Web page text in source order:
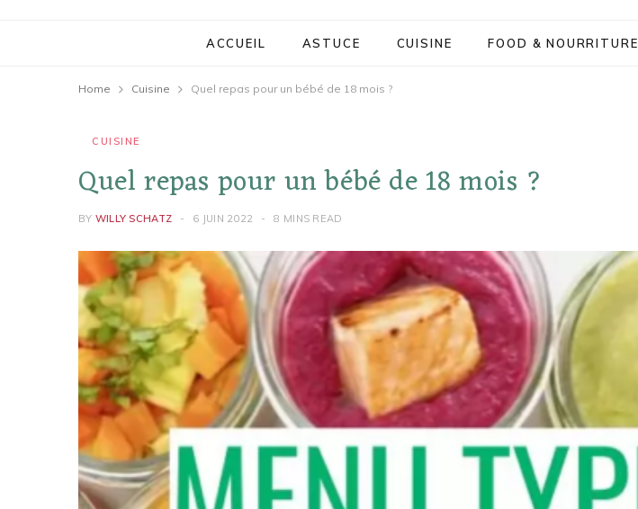
ACCUEIL ASTUCE CUISINE FOOD & NOURRITURE
Home Cuisine Quel repas pour un bébé de 18 mois ?
CUISINE
Quel repas pour un bébé de 18 mois ?
BY WILLY SCHATZ 6 JUIN 2022 8 MINS READ